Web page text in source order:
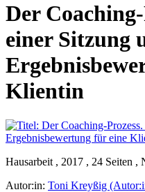
Der
einer Sitzung
Klientin
Hausarbeit , 2017 , 24 Seiten ,
Autor:in: Toni Kreyßig